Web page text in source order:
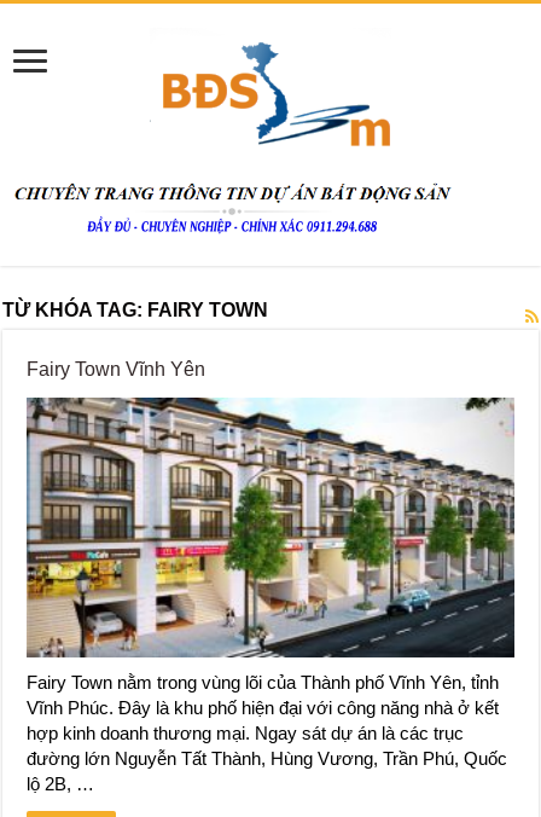
TỪ KHÓA TAG: FAIRY TOWN
Fairy Town Vĩnh Yên
Fairy Town nằm trong vùng lõi của Thành phố Vĩnh Yên, tỉnh
Vĩnh Phúc. Đây là khu phố hiện đại với công năng nhà ở kết
hợp kinh doanh thương mại. Ngay sát dự án là các trục
đường lớn Nguyễn Tất Thành, Hùng Vương, Trần Phú, Quốc
lộ 2B, …